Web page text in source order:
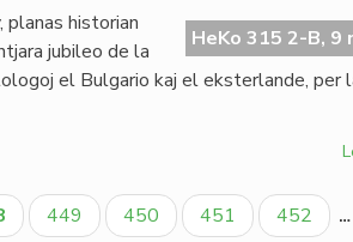
HeKo 315 2-B, 9
planas historian
jubileo de la
el Bulgario kaj el eksterlande, per
Paĝo
449 Paĝo
450 Paĝo
451 Paĝo
452 …